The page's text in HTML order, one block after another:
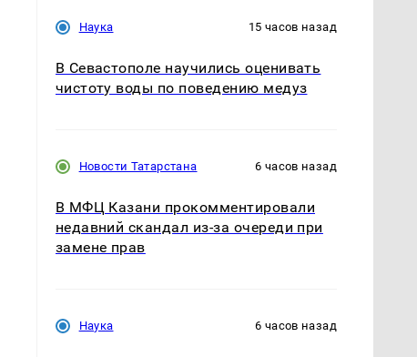
Наука 15 часов назад
В Севастополе научились оценивать
чистоту воды по поведению медуз
Новости Татарстана 6 часов назад
В МФЦ Казани прокомментировали
недавний скандал из-за очереди при
замене прав
Наука 6 часов назад